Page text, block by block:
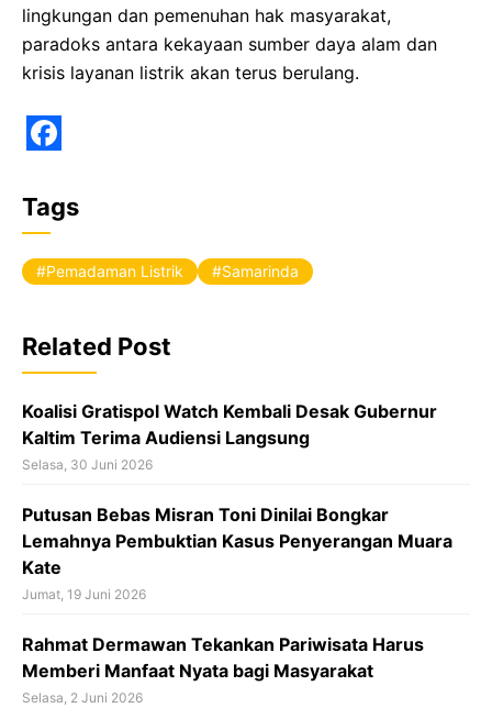
lingkungan dan pemenuhan hak masyarakat,
paradoks antara kekayaan sumber daya alam dan
krisis layanan listrik akan terus berulang.
a
c
e
o
o
k
Tags
Pemadaman Listrik Samarinda
Related Post
Koalisi Gratispol Watch Kembali Desak Gubernur
Kaltim Terima Audiensi Langsung
Selasa, 30 Juni 2026
Putusan Bebas Misran Toni Dinilai Bongkar
Lemahnya Pembuktian Kasus Penyerangan Muara
Kate
Jumat, 19 Juni 2026
Rahmat Dermawan Tekankan Pariwisata Harus
Memberi Manfaat Nyata bagi Masyarakat
Selasa, 2 Juni 2026